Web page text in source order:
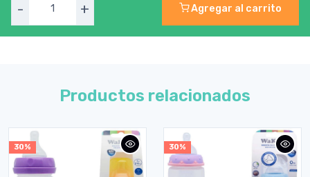
- + Agregar al carrito
Productos relacionados
30% 30%